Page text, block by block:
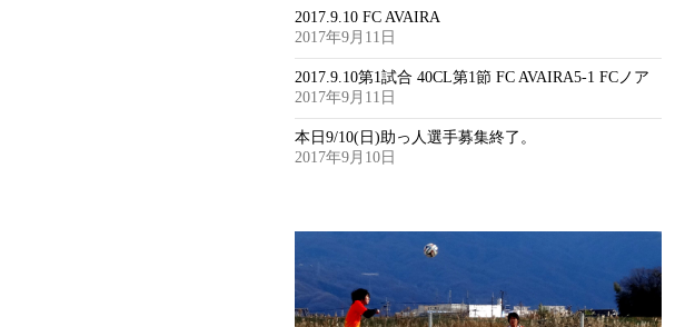
2017.9.10 FC AVAIRA
2017年9月11日
2017.9.10第1試合 40CL第1節 FC AVAIRA5-1 FCノア
2017年9月11日
本日9/10(日)助っ人選手募集終了。
2017年9月10日